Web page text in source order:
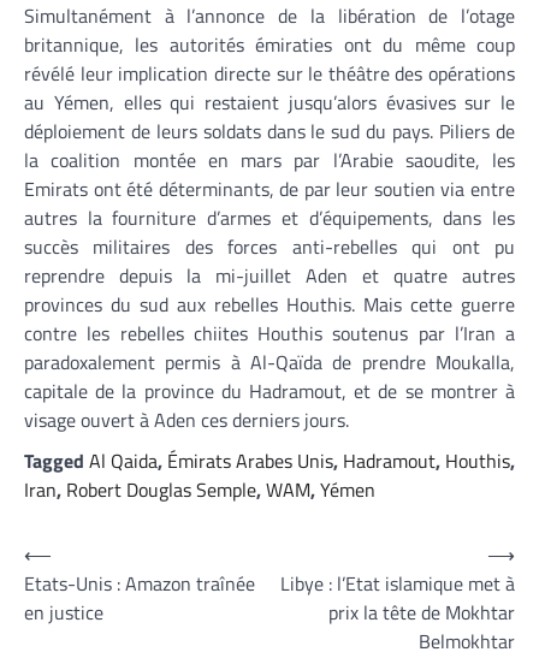
Simultanément à l’annonce de la libération de l’otage
britannique, les autorités émiraties ont du même coup
révélé leur implication directe sur le théâtre des opérations
au Yémen, elles qui restaient jusqu’alors évasives sur le
déploiement de leurs soldats dans le sud du pays. Piliers de
la coalition montée en mars par l’Arabie saoudite, les
Emirats ont été déterminants, de par leur soutien via entre
autres la fourniture d’armes et d’équipements, dans les
succès militaires des forces anti-rebelles qui ont pu
reprendre depuis la mi-juillet Aden et quatre autres
provinces du sud aux rebelles Houthis. Mais cette guerre
contre les rebelles chiites Houthis soutenus par l’Iran a
paradoxalement permis à Al-Qaïda de prendre Moukalla,
capitale de la province du Hadramout, et de se montrer à
visage ouvert à Aden ces derniers jours.
Tagged Al Qaida, Émirats Arabes Unis, Hadramout, Houthis,
Iran, Robert Douglas Semple,WAM,Yémen
Navigation
de
l’article
⟵
Etats-Unis : Amazon traînée
en justice
Libye : l’Etat islamique met à
prix la tête de Mokhtar
Belmokhtar
⟶